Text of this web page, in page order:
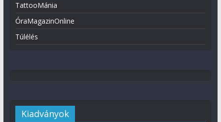
TattooMánia
ÓraMagazinOnline
Túlélés
Kiadványok